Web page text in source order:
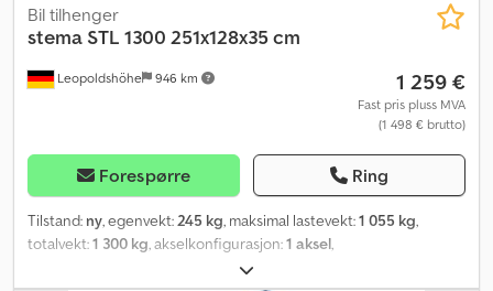
Leopoldshöhe 946 km
Bil tilhenger
stema STL 1300 251x128x35 cm
1 259 €
Fast pris pluss MVA
(1 498 € brutto)
Forespørre Ring
Tilstand: ny, egenvekt: 245 kg, maksimal lastevekt:1 055 kg,
totalvekt:1 300 kg , akselkonfigurasjon:1 aksel